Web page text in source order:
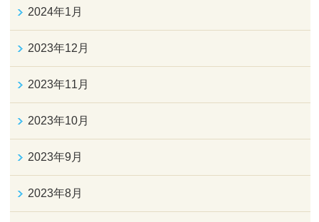
2024年1月
2023年12月
2023年11月
2023年10月
2023年9月
2023年8月